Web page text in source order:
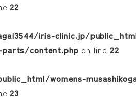
22
iris-clinic.jp/
content.php on line 22
womens-
23